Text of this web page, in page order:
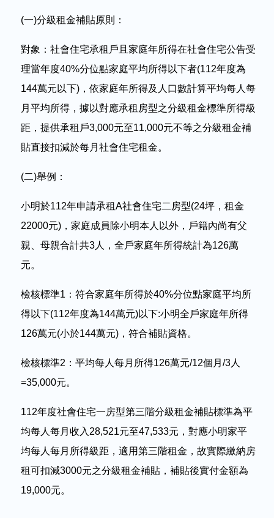
(一)分級租金補貼原則：
對象：社會住宅承租戶且家庭年所得在社會住宅公告受
理當年度40%分位點家庭平均所得以下者(112年度為
144萬元以下)，依家庭年所得及人口數計算平均每人每
月平均所得，據以對應承租房型之分級租金標準所得級
距，提供承租戶3,000元至11,000元不等之分級租金補
貼直接扣減於每月社會住宅租金。
(二)舉例：
小明於112年申請承租A社會住宅二房型(24坪，租金
22000元)，家庭成員除小明本人以外，戶籍內尚有父
親、母親合計共3人，全戶家庭年所得統計為126萬
元。
檢核標準1：符合家庭年所得於40%分位點家庭平均所
得以下(112年度為144萬元)以下:小明全戶家庭年所得
126萬元(小於144萬元)，符合補貼資格。
檢核標準2：平均每人每月所得126萬元/12個月/3人
=35,000元。
112年度社會住宅一房型第三階分級租金補貼標準為平
均每人每月收入28,521元至47,533元，對應小明家平
均每人每月所得級距，適用第三階租金，故實際繳納房
租可扣減3000元之分級租金補貼，補貼後實付金額為
19,000元。